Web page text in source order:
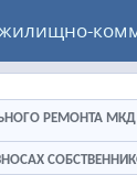
РЕМОНТА МКД